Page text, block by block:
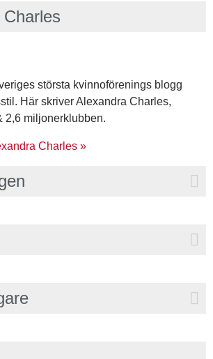
största kvinnoförenings blogg
Här skriver Alexandra Charles,
2,6 miljonerklubben.
Charles »